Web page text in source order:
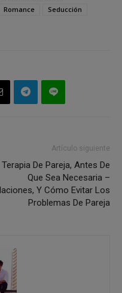
Romance
Seducción
Artículo siguiente
Terapia De Pareja, Antes De
Que Sea Necesaria –
Y Cómo Evitar Los
Problemas De Pareja